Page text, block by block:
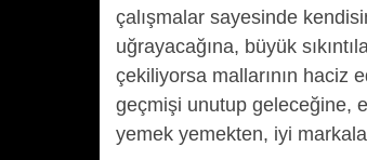
çalışmalar sayesinde
uğrayacağına, büyük
çekiliyorsa mallarının haciz
geçmişi unutup geleceğine,
yemek yemekten, iyi